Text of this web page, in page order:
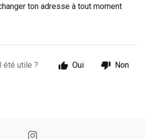
ton adresse à tout moment
été utile ? Oui Non